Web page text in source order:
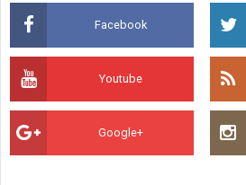
Facebook
Youtube
Google+